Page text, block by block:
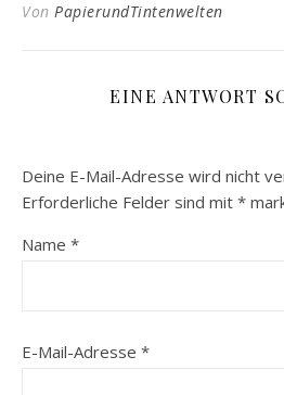
Von PapierundTintenwelten
EINE ANTWORT
Deine E-Mail-Adresse wird nicht
Erforderliche Felder sind mit *
Name *
E-Mail-Adresse *